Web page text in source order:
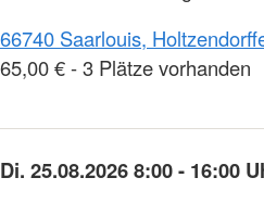
66740 Saarlouis,
65,00 € - 3 Plätze vorhanden
Di. 25.08.2026 8:00 - 16:00